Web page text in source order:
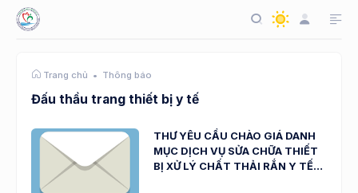
Trang chủ Thông báo
Đấu thầu trang thiết bị y tế
THƯ YÊU CẦU CHÀO GIÁ DANH
MỤC DỊCH VỤ SỬA CHỮA THIẾT
BỊ XỬ LÝ CHẤT THẢI RẮN Y TẾ